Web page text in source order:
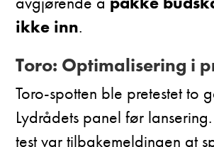
ikke inn.
Toro: Optimalisering i
Toro-spotten ble pretestet to
Lydrådets panel før
test var tilbakemeldingen at